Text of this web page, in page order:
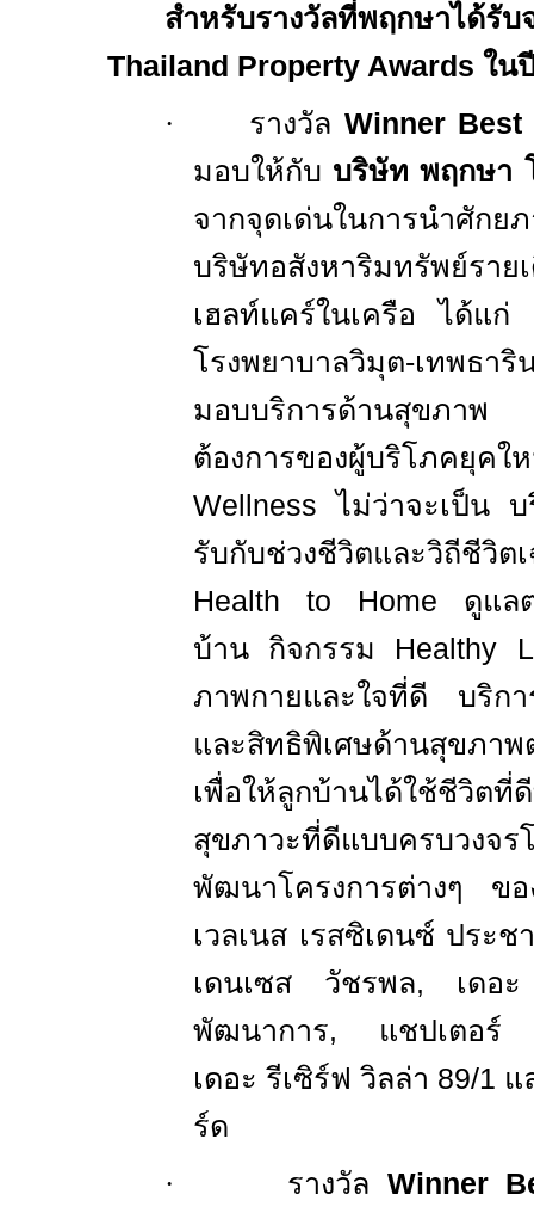
สำหรับรางวัลที่พฤกษาไ
Thailand Property Awards ใน
·
รางวัล Winner Best
มอบให้กับ บริษัท พฤกษา
จากจุดเด่นในการนำศักย
บริษัทอสังหาริมทรัพย์ราย
เฮลท์แคร์ในเครือ ได้แ
โรงพยาบาลวิมุต-เทพธ
มอบบริการด้านสุขภา
ต้องการของผู้บริโภคยุค
Wellness ไม่ว่าจะเป็น
รับกับช่วงชีวิตและวิถีชีวิ
Health to Home ดูแล
บ้าน กิจกรรม Healthy
ภาพกายและใจที่ดี บริก
และสิทธิพิเศษด้านสุขภา
เพื่อให้ลูกบ้านได้ใช้ชีวิตที่
สุขภาวะที่ดีแบบครบวงจร
พัฒนาโครงการต่างๆ
เวลเนส เรสซิเดนซ์ ประ
เดนเซส วัชรพล, เดอ
พัฒนาการ, แชปเตอร์ เ
เดอะ รีเซิร์ฟ วิลล่า 89/1 แ
ร์ด
·
รางวัล Winner